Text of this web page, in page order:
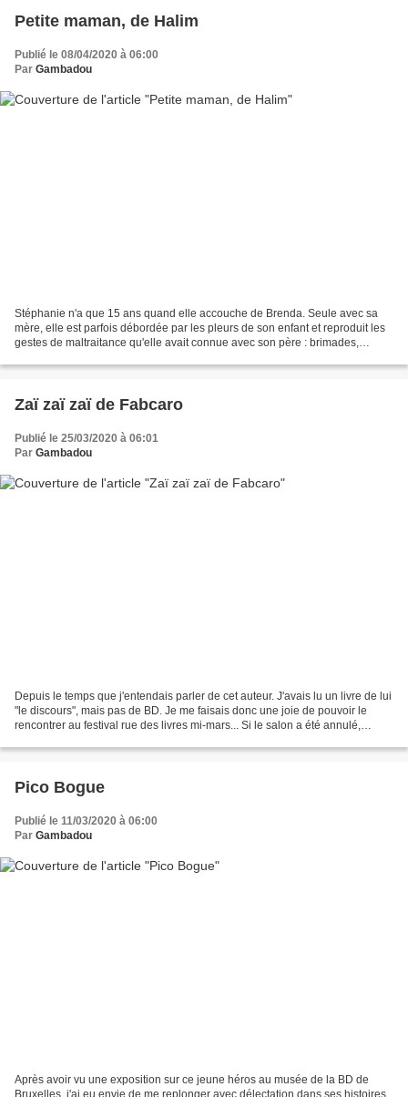
Petite maman, de Halim
Publié le 08/04/2020 à 06:00
Par Gambadou
Stéphanie n'a que 15 ans quand elle accouche de Brenda. Seule avec sa
mère, elle est parfois débordée par les pleurs de son enfant et reproduit les
gestes de maltraitance qu'elle avait connue avec son père : brimades,
Zaï zaï zaï de Fabcaro
Publié le 25/03/2020 à 06:01
Par Gambadou
Depuis le temps que j'entendais parler de cet auteur. J'avais lu un livre de lui
"le discours", mais pas de BD. Je me faisais donc une joie de pouvoir le
rencontrer au festival rue des livres mi-mars... Si le salon a été annulé,
Pico Bogue
Publié le 11/03/2020 à 06:00
Par Gambadou
Après avoir vu une exposition sur ce jeune héros au musée de la BD de
Bruxelles, j'ai eu envie de me replonger avec délectation dans ses histoires,